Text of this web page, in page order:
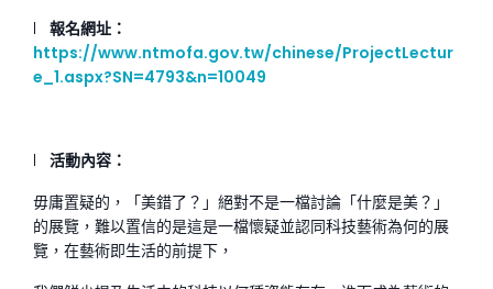
l 報名網址：
https://www.ntmofa.gov.tw/chinese/ProjectLectur
e_1.aspx?SN=4793&n=10049
l 活動內容：
毋庸置疑的，「美錯了？」絕對不是一檔討論「什麼是美？」
的展覽，難以置信的是這是一檔懷疑並認同科技藝術為何的展
覽，在藝術即生活的前提下，